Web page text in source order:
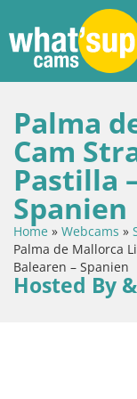
Palma
Cam
Pastilla
Spanien
Home » Webcams »
Palma de Mallorca
Balearen – Spanien
Hosted By